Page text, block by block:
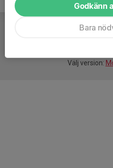
Välj version:
Godkänn
Bara